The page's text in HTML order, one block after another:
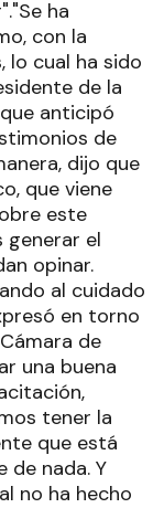
ha
con la
lo cual ha sido
de la
anticipó
de
dijo que
que viene
este
generar el
opinar.
al cuidado
en torno
de
una buena
tener la
que está
de nada. Y
no ha hecho